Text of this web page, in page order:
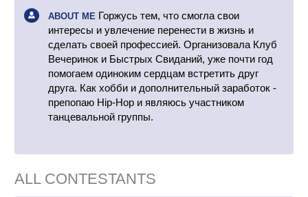
ABOUT ME Горжусь тем, что смогла свои
интересы и увлечение перенести в жизнь и
сделать своей профессией. Организовала Клуб
Вечеринок и Быстрых Свиданий, уже почти год
помогаем одиноким сердцам встретить друг
друга. Как хобби и дополнительный заработок -
препопаю Hip-Hop и являюсь участником
танцевальной группы.
ALL CONTESTANTS